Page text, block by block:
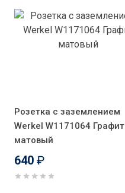
Розетка с заземлением
Werkel W1171064 Графит
матовый
640 ₽